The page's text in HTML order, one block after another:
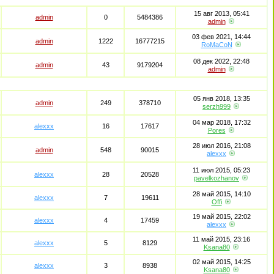
admin 0 5484386
15 авг 2013, 05:41
admin
admin 1222 16777215
03 фев 2021, 14:44
RoMaCoN
admin 43 9179204
08 дек 2022, 22:48
admin
admin 249 378710
05 янв 2018, 13:35
serzh999
alexxx 16 17617
04 мар 2018, 17:32
Pores
admin 548 90015
28 июл 2016, 21:08
alexxx
alexxx 28 20528
11 июл 2015, 05:23
pavelkozhanov
alexxx 7 19611
28 май 2015, 14:10
Offi
alexxx 4 17459
19 май 2015, 22:02
alexxx
alexxx 5 8129
11 май 2015, 23:16
Ksana80
alexxx 3 8938
02 май 2015, 14:25
Ksana80